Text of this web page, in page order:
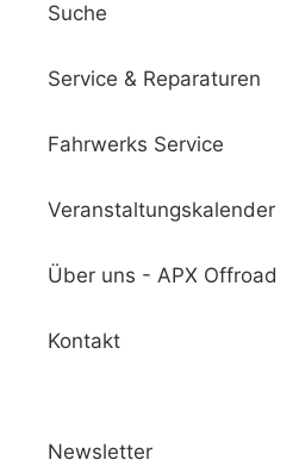
Suche
Service & Reparaturen
Fahrwerks Service
Veranstaltungskalender
Über uns - APX Offroad
Kontakt
Newsletter